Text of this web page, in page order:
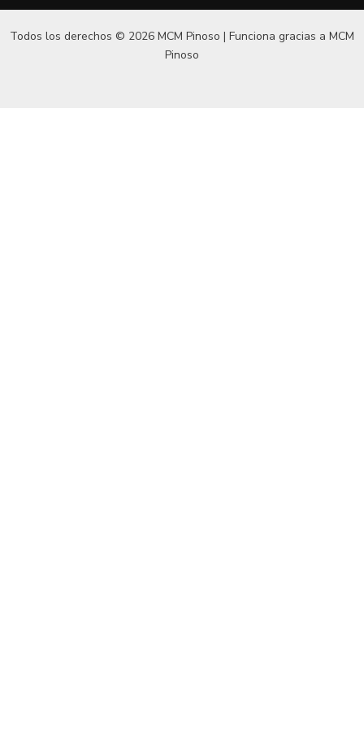
Todos los derechos © 2026 MCM Pinoso | Funciona gracias a MCM
Pinoso